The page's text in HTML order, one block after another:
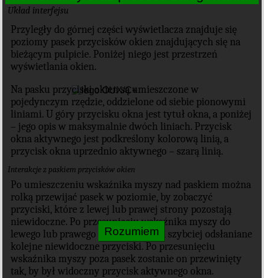
Układ interfejsu
Przyległy do górnej części wyświetlacza znajduje się
poziomy pasek przycisków okien znajdujących się na
bieżącym pulpicie. Poniżej niego jest przestrzeń
wyświetlania okien.
Na pasku przyciski okien są umieszczone w
pojedynczym rzędzie, oddzielone od siebie pionowymi
liniami. U góry przycisku okna jest tytuł okna, a poniżej
– jego opis w maksymalnie dwóch liniach. Przycisk
okna aktywnego jest podkreślony kolorową linią, a
przycisk okna uprzednio aktywnego – szarą linią.
Interakcje z paskiem przycisków okien
Po umieszczeniu wskaźnika myszy nad paskiem można
rolką przewijać pasek w poziomie, by zobaczyć
przyciski, które z lewej lub prawej strony pozostają
niewidoczne. Po przesunięciu wskaźnika myszy do
lewego lub prawego brzegu paska są szybciej odsłaniane
kolejne niewidoczne przyciski. Po przesunięciu
wskaźnika myszy poza pasek zostanie on przewinięty
tak, by był widoczny przycisk aktywnego okna.